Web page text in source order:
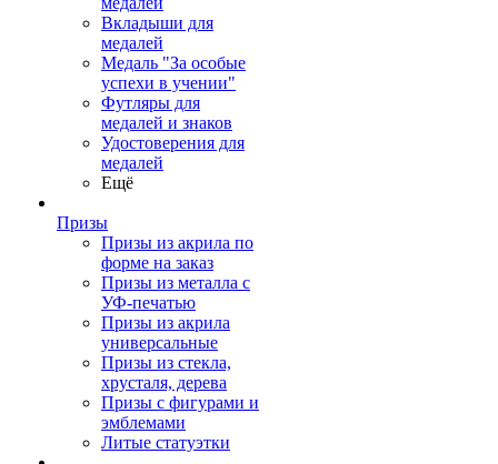
Вкладыши для
медалей
Медаль "За особые
успехи в учении"
Футляры для
медалей и знаков
Удостоверения для
медалей
Ещё
Призы
Призы из акрила по
форме на заказ
Призы из металла с
УФ-печатью
Призы из акрила
универсальные
Призы из стекла,
хрусталя, дерева
Призы с фигурами и
эмблемами
Литые статуэтки